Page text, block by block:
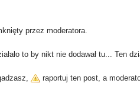
przez moderatora.
to by nikt nie dodawał tu... Ten
raportuj ten post, a